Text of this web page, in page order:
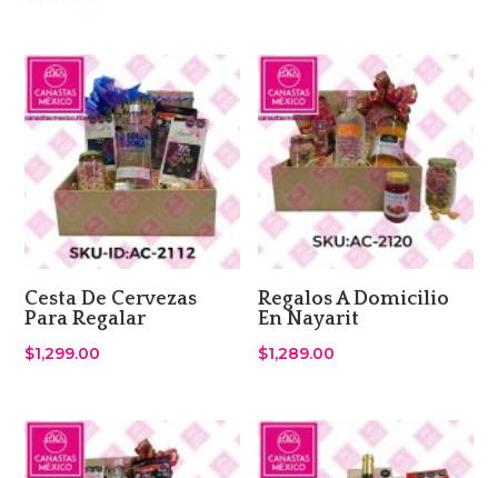
Cesta De Cervezas
Para Regalar
$1,299.00
Regalos A Domicilio
En Nayarit
$1,289.00